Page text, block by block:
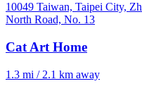
10049 Taiwan, Taipei City,
North Road, No. 13
Cat Art Home
1.3 mi / 2.1 km away